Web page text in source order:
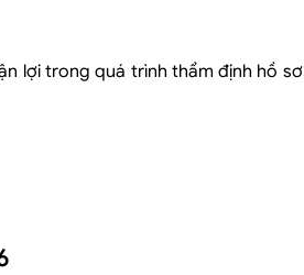
lợi trong quá trình thẩm định hồ sơ